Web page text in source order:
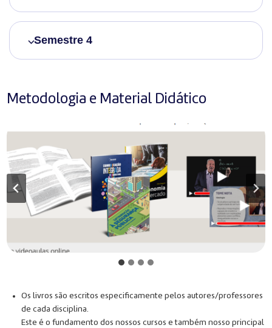
Semestre 4
Metodologia e Material Didático
Os livros são escritos especificamente pelos autores/professores
de cada disciplina.
Este é o fundamento dos nossos cursos e também nosso principal